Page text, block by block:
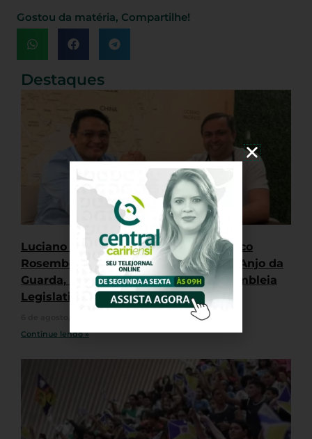
Gostou da matéria, Compartilhe!
Destaques
Luciano Bazilio recebe apoio do médico
Rosemberg Freitas, diretor do Grupo Anjo da
Guarda, na disputa por vaga na Assembleia
Legislativa
Continue lendo »